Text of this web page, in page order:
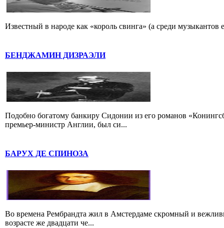
Известный в народе как «король свинга» (а среди
БЕНДЖАМИН ДИЗРАЭЛИ
Подобно богатому банкиру Сидонии из его романов
премьер-министр Англии, был си...
БАРУХ ДЕ СПИНОЗА
Во времена Рембрандта жил в Амстердаме скромный и
возрасте же двадцати че...